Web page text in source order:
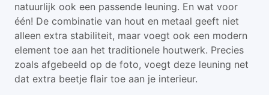
natuurlijk ook een passende leuning. En wat voor
één! De combinatie van hout en metaal geeft niet
alleen extra stabiliteit, maar voegt ook een modern
element toe aan het traditionele houtwerk. Precies
zoals afgebeeld op de foto, voegt deze leuning net
dat extra beetje flair toe aan je interieur.